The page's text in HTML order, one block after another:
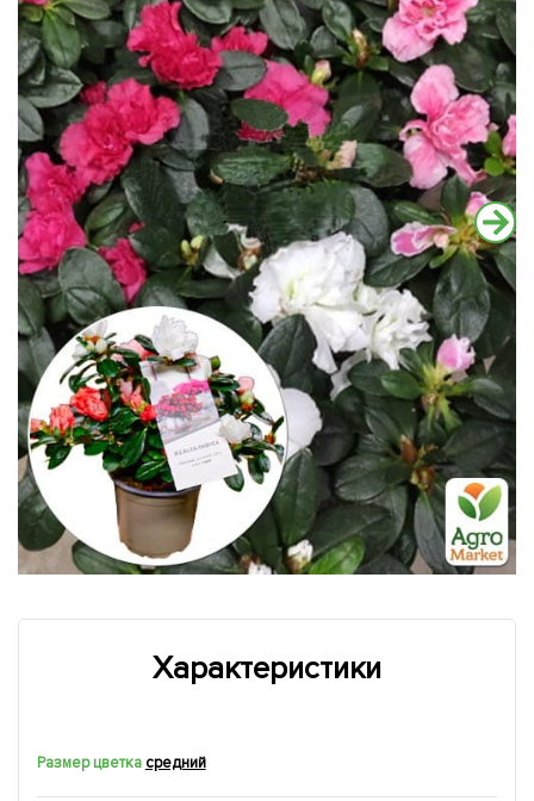
Характеристики
Размер цветка средний